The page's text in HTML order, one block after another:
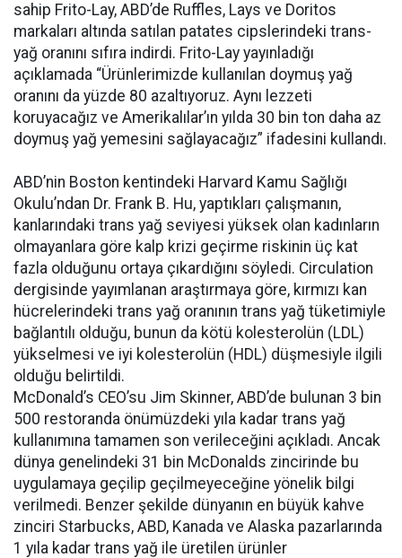
sahip Frito-Lay, ABD’de Ruffles, Lays ve Doritos
markaları altında satılan patates cipslerindeki trans-
yağ oranını sıfıra indirdi. Frito-Lay yayınladığı
açıklamada “Ürünlerimizde kullanılan doymuş yağ
oranını da yüzde 80 azaltıyoruz. Aynı lezzeti
koruyacağız ve Amerikalılar’ın yılda 30 bin ton daha az
doymuş yağ yemesini sağlayacağız” ifadesini kullandı.
ABD’nin Boston kentindeki Harvard Kamu Sağlığı
Okulu’ndan Dr. Frank B. Hu, yaptıkları çalışmanın,
kanlarındaki trans yağ seviyesi yüksek olan kadınların
olmayanlara göre kalp krizi geçirme riskinin üç kat
fazla olduğunu ortaya çıkardığını söyledi. Circulation
dergisinde yayımlanan araştırmaya göre, kırmızı kan
hücrelerindeki trans yağ oranının trans yağ tüketimiyle
bağlantılı olduğu, bunun da kötü kolesterolün (LDL)
yükselmesi ve iyi kolesterolün (HDL) düşmesiyle ilgili
olduğu belirtildi.
McDonald’s CEO’su Jim Skinner, ABD’de bulunan 3 bin
500 restoranda önümüzdeki yıla kadar trans yağ
kullanımına tamamen son verileceğini açıkladı. Ancak
dünya genelindeki 31 bin McDonalds zincirinde bu
uygulamaya geçilip geçilmeyeceğine yönelik bilgi
verilmedi. Benzer şekilde dünyanın en büyük kahve
zinciri Starbucks, ABD, Kanada ve Alaska pazarlarında
1 yıla kadar trans yağ ile üretilen ürünler